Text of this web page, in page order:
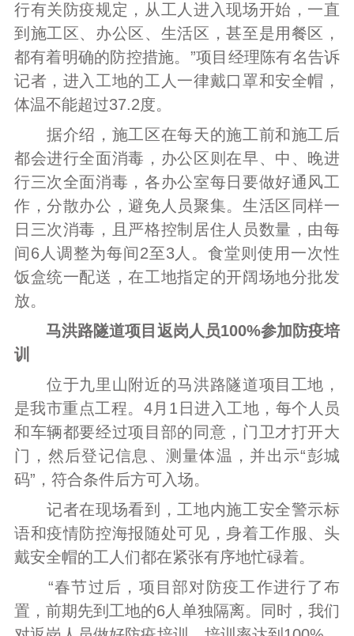
行有关防疫规定，从工人进入现场开始，一直
到施工区、办公区、生活区，甚至是用餐区，
都有着明确的防控措施。”项目经理陈有名告诉
记者，进入工地的工人一律戴口罩和安全帽，
体温不能超过37.2度。
据介绍，施工区在每天的施工前和施工后
都会进行全面消毒，办公区则在早、中、晚进
行三次全面消毒，各办公室每日要做好通风工
作，分散办公，避免人员聚集。生活区同样一
日三次消毒，且严格控制居住人员数量，由每
间6人调整为每间2至3人。食堂则使用一次性
饭盒统一配送，在工地指定的开阔场地分批发
放。
马洪路隧道项目返岗人员100%参加防疫培
训
位于九里山附近的马洪路隧道项目工地，
是我市重点工程。4月1日进入工地，每个人员
和车辆都要经过项目部的同意，门卫才打开大
门，然后登记信息、测量体温，并出示“彭城
码”，符合条件后方可入场。
记者在现场看到，工地内施工安全警示标
语和疫情防控海报随处可见，身着工作服、头
戴安全帽的工人们都在紧张有序地忙碌着。
“春节过后，项目部对防疫工作进行了布
置，前期先到工地的6人单独隔离。同时，我们